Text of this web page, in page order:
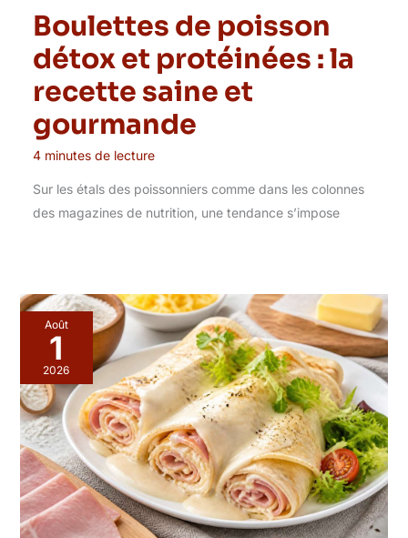
Boulettes de poisson
détox et protéinées : la
recette saine et
gourmande
4 minutes de lecture
Sur les étals des poissonniers comme dans les colonnes
des magazines de nutrition, une tendance s’impose
Août
1
2026